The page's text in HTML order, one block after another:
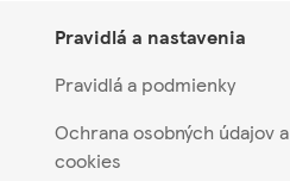
Pravidlá a nastavenia
Pravidlá a podmienky
Ochrana osobných údajov a
cookies